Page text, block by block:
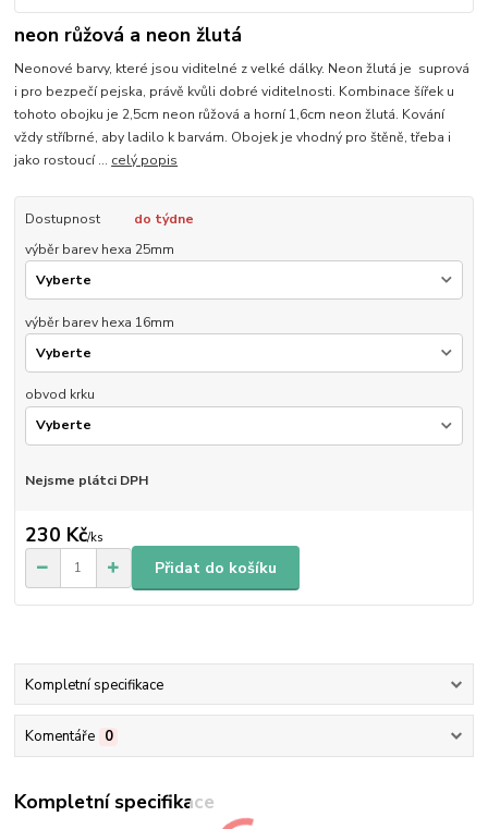
neon růžová a neon žlutá
Neonové barvy, které jsou viditelné z velké dálky. Neon žlutá je suprová
i pro bezpečí pejska, právě kvůli dobré viditelnosti. Kombinace šířek u
tohoto obojku je 2,5cm neon růžová a horní 1,6cm neon žlutá. Kování
vždy stříbrné, aby ladilo k barvám. Obojek je vhodný pro štěně, třeba i
jako rostoucí ... celý popis
Dostupnost
do týdne
výběr barev hexa 25mm
výběr barev hexa 16mm
obvod krku
Nejsme plátci DPH
230 Kč/ks
Přidat do košíku
Kompletní specifikace
Komentáře 0
Kompletní specifikace